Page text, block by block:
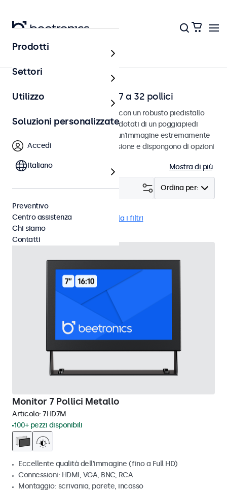
Home
Monitor da scrivania da 7 a 32 pollici
Monitor da scrivania progettati con un robusto piedistallo
regolabile. Questi monitor sono dotati di un poggiapiedi
compatto e stabile, forniscono un'immagine estremamente
nitida con un ampio angolo di visione e dispongono di opzioni
Mostra di più
Ordina per:
Filtro (24)
Scrivania 9-36 Volt Cancella i filtri
Monitor 7 Pollici Metallo
Articolo: 7HD7M
100+ pezzi disponibili
Eccellente qualità dell'immagine (fino a Full HD)
Connessioni: HDMI, VGA, BNC, RCA
Montaggio: scrivania, parete, incasso
Prodotti
Settori
Utilizzo
Soluzioni personalizzate
Accedi
Italiano
Preventivo
Centro assistenza
Chi siamo
Contatti